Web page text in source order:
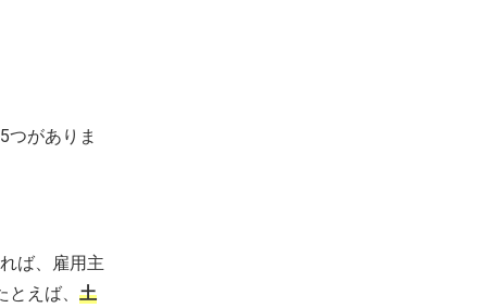
つがありま
ば、雇用主
えば、 土